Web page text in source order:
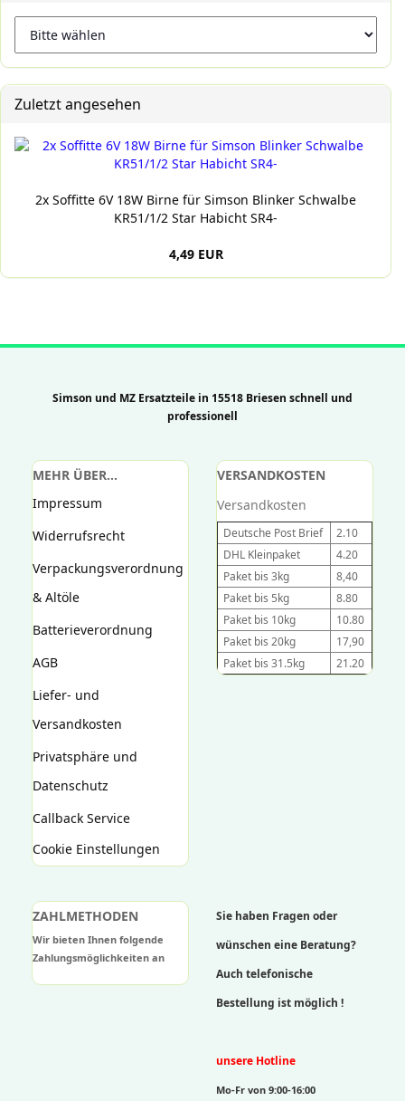
Zuletzt angesehen
2x Soffitte 6V 18W Birne für Simson Blinker Schwalbe
KR51/1/2 Star Habicht SR4-
4,49 EUR
Simson und MZ Ersatzteile in 15518 Briesen schnell und
professionell
MEHR ÜBER...
Impressum
Widerrufsrecht
Verpackungsverordnung
& Altöle
Batterieverordnung
AGB
Liefer- und
Versandkosten
Privatsphäre und
Datenschutz
Callback Service
Cookie Einstellungen
VERSANDKOSTEN
Versandkosten
Deutsche Post Brief
2.10
DHL Kleinpaket
4.20
Paket bis 3kg
8,40
Paket bis 5kg
8.80
Paket bis 10kg
10.80
Paket bis 20kg
17,90
Paket bis 31.5kg
21.20
ZAHLMETHODEN
Wir bieten Ihnen folgende
Zahlungsmöglichkeiten an
Sie haben Fragen oder
wünschen eine Beratung?
Auch telefonische
Bestellung ist möglich !
unsere Hotline
Mo-Fr von 9:00-16:00